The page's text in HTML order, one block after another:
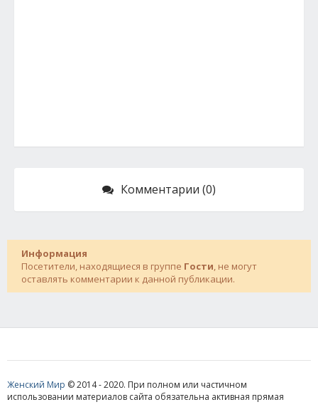
Комментарии (0)
Информация
Посетители, находящиеся в группе Гости, не могут
оставлять комментарии к данной публикации.
Женский Мир © 2014 - 2020. При полном или частичном
использовании материалов сайта обязательна активная прямая